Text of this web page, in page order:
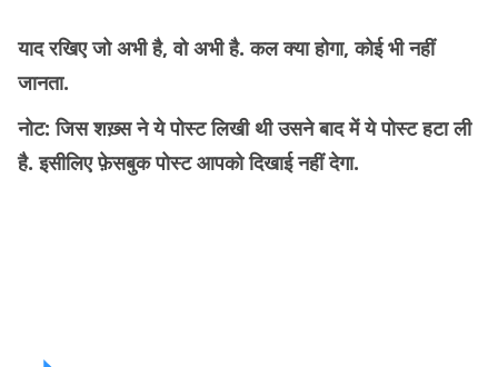
याद रखिए जो अभी है, वो अभी है. कल क्या होगा, कोई भी नहीं
जानता.
नोट: जिस शख़्स ने ये पोस्ट लिखी थी उसने बाद में ये पोस्ट हटा ली
है. इसीलिए फ़ेसबुक पोस्ट आपको दिखाई नहीं देगा.